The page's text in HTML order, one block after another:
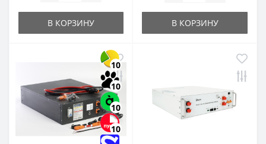
В КОРЗИНУ В КОРЗИНУ
10
10
10
10